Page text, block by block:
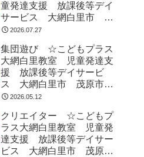
童発達支援 放課後等デイ
サービス 大網白里市 茂
原市 白子町
2026.07.27
集団遊び ☆こどもプラス
大網白里教室 児童発達支
援 放課後等デイサービ
ス 大網白里市 茂原市
白子町
2026.05.12
クリエイター ☆こどもプ
ラス大網白里教室 児童発
達支援 放課後等デイサー
ビス 大網白里市 茂原